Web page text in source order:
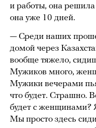
и работы, она
она уже 10 дней.
— Среди наших
домой через
вообще тяжело,
Мужиков много,
Мужики вечерами
что будет. Страшно.
будет с женщинами?
Мы просто здесь